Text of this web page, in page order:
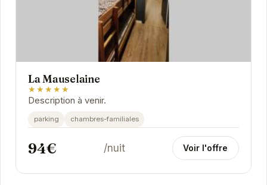
La Mauselaine
★★★★★
Description à venir.
parking chambres-familiales
94€ /nuit Voir l'offre